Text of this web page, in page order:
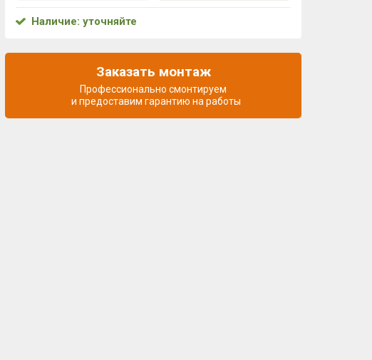
Наличие: уточняйте
Заказать монтаж
Профессионально смонтируем
и предоставим гарантию на работы